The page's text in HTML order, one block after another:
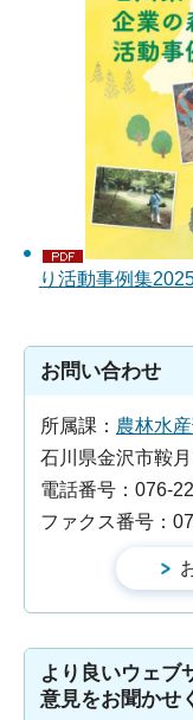
り活動事例集
お問い合わせ
所属課： 農林水
石川県金沢市鞍
電話番号：076-
ファクス番号：
より良いウェブ
意見をお聞かせ